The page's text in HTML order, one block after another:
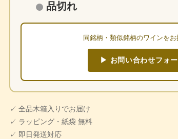
品切れ
同銘柄・類似銘柄のワインを
▶ お問い合わせフォ
✓ 全品木箱入りでお届け
✓ ラッピング・紙袋 無料
✓ 即日発送対応